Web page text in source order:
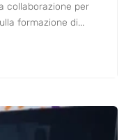
collaborazione per
formazione di...